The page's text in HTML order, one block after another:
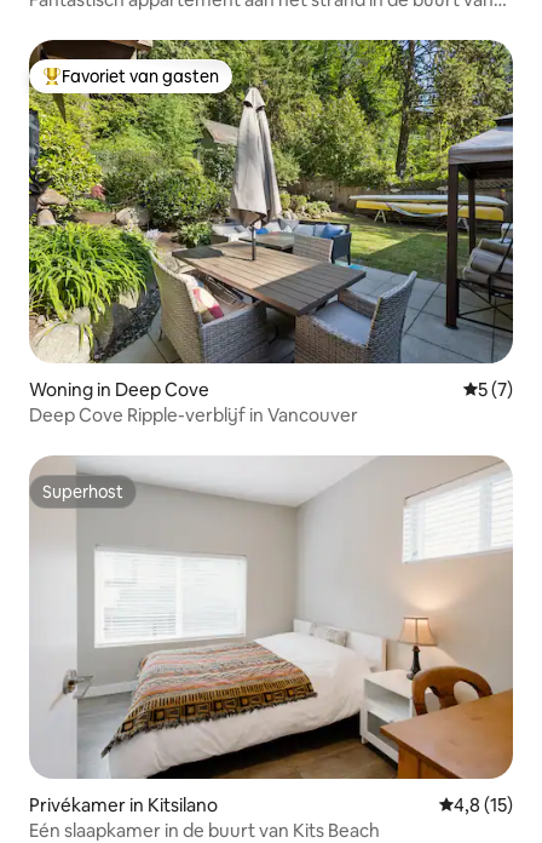
Topfavoriet van gasten
Favoriet van gasten
Woning in Deep Cove
5 (7)
Deep Cove Ripple-verblijf in Vancouver
Superhost
Superhost
Privékamer in Kitsilano
4,8 (15)
Eén slaapkamer in de buurt van Kits Beach